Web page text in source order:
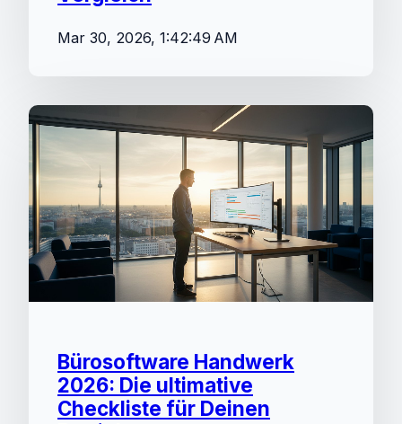
Mar 30, 2026, 1:42:49 AM
Bürosoftware Handwerk
2026: Die ultimative
Checkliste für Deinen